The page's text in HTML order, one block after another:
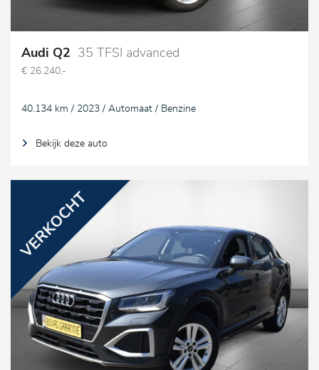
Audi Q2 35 TFSI advanced
€ 26.240,-
40.134 km / 2023 / Automaat / Benzine
Bekijk deze auto